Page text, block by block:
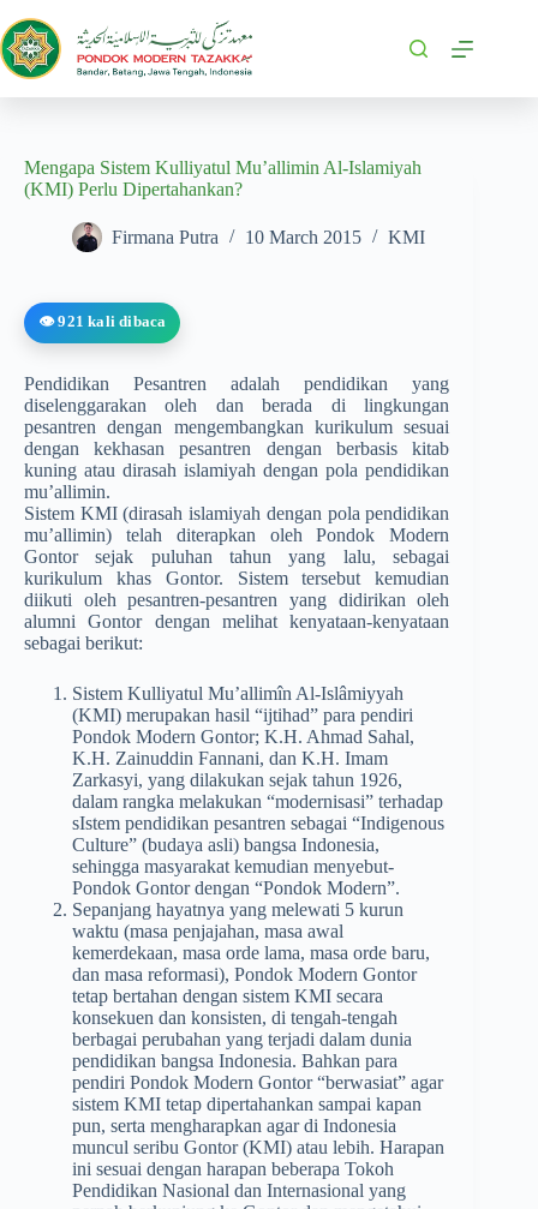
Mengapa Sistem Kulliyatul Mu’allimin Al-Islamiyah
(KMI) Perlu Dipertahankan?
Firmana Putra 10 March 2015 KMI
👁️ 921 kali dibaca
Pendidikan Pesantren adalah pendidikan yang
diselenggarakan oleh dan berada di lingkungan
pesantren dengan mengembangkan kurikulum sesuai
dengan kekhasan pesantren dengan berbasis kitab
kuning atau dirasah islamiyah dengan pola pendidikan
mu’allimin.
Sistem KMI (dirasah islamiyah dengan pola pendidikan
mu’allimin) telah diterapkan oleh Pondok Modern
Gontor sejak puluhan tahun yang lalu, sebagai
kurikulum khas Gontor.­ Sistem tersebut kemudian
diikuti oleh pesantren-pesantren yang didirikan oleh
alumni Gontor dengan melihat kenyataan-kenyataan
sebagai berikut:
Sistem Kulliyatul Mu’allimîn Al-Islâmiyyah
(KMI) merupakan hasil “ijtihad” para pendiri
Pondok Modern Gontor; K.H. Ahmad Sahal,
K.H. Zainuddin Fannani, dan K.H. Imam
Zarkasyi, yang dilakukan sejak tahun 1926,
dalam rangka­ melakukan “modernisasi” terhadap
sIstem pendidikan pesantren sebagai “Indigenous
Culture” (budaya asli) bangsa­ Indonesia,
sehingga masyarakat kemudian menyebut­
Pondok Gontor dengan “Pondok Modern”.
Sepanjang hayatnya yang melewati 5 kurun
waktu (masa penjajahan, masa awal
kemerdekaan, masa orde lama, masa orde baru,
dan masa reformasi), Pondok Modern Gontor
tetap bertahan dengan sistem KMI secara
konsekuen dan konsisten, di tengah-tengah
berbagai perubahan yang terjadi dalam dunia
pendidikan bangsa Indonesia. Bahkan para
pendiri Pondok Modern Gontor “berwasiat” agar
sistem KMI tetap dipertahankan sampai kapan
pun, serta mengharapkan agar di Indonesia
muncul seribu Gontor (KMI) atau lebih. Harapan
ini sesuai dengan harapan beberapa Tokoh
Pendidikan Nasional dan Internasional yang